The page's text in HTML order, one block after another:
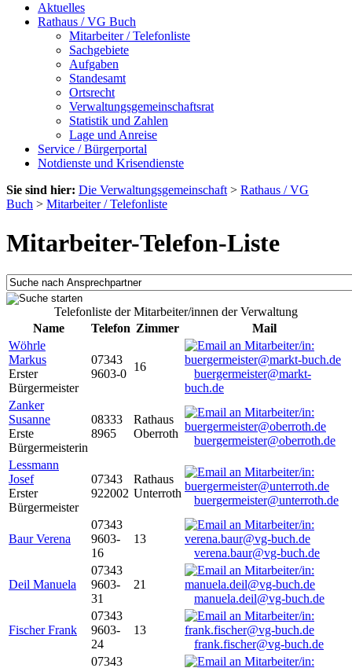
Aktuelles
Rathaus / VG Buch
Mitarbeiter / Telefonliste
Sachgebiete
Aufgaben
Standesamt
Ortsrecht
Verwaltungsgemeinschaftsrat
Statistik und Zahlen
Lage und Anreise
Service / Bürgerportal
Notdienste und Krisendienste
Sie sind hier: Die Verwaltungsgemeinschaft > Rathaus / VG
Buch > Mitarbeiter / Telefonliste
Mitarbeiter-Telefon-Liste
Telefonliste der Mitarbeiter/innen der Verwaltung
Name
Telefon Zimmer
Mail
Wöhrle
Markus
Erster
Bürgermeister
07343
9603-0
16
buergermeister@markt-
buch.de
Zanker
Susanne
Erste
Bürgermeisterin
08333
8965
Rathaus
Oberroth
buergermeister@oberroth.de
Lessmann
Josef
Erster
Bürgermeister
07343
922002
Rathaus
Unterroth
buergermeister@unterroth.de
Baur Verena
07343
9603-
16
13
verena.baur@vg-buch.de
Deil Manuela
07343
9603-
31
21
manuela.deil@vg-buch.de
Fischer Frank
07343
9603-
24
13
frank.fischer@vg-buch.de
07343